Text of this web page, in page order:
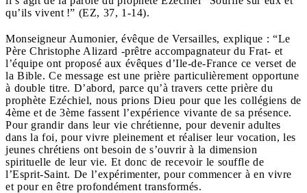
qu’ils vivent !” (EZ, 37, 1-14).
Monseigneur Aumonier, évêque de Versailles, explique : “Le
Père Christophe Alizard -prêtre accompagnateur du Frat- et
l’équipe ont proposé aux évêques d’Ile-de-France ce verset de
la Bible. Ce message est une prière particulièrement opportune
à double titre. D’abord, parce qu’à travers cette prière du
prophète Ezéchiel, nous prions Dieu pour que les collégiens de
4ème et de 3ème fassent l’expérience vivante de sa présence.
Pour grandir dans leur vie chrétienne, pour devenir adultes
dans la foi, pour vivre pleinement et réaliser leur vocation, les
jeunes chrétiens ont besoin de s’ouvrir à la dimension
spirituelle de leur vie. Et donc de recevoir le souffle de
l’Esprit-Saint. De l’expérimenter, pour commencer à en vivre
et pour en être profondément transformés.